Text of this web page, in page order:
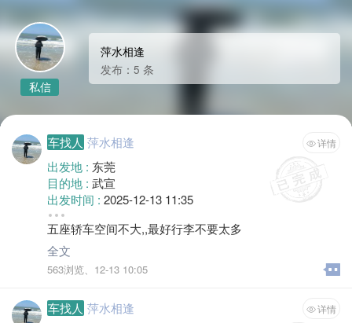
私信
萍水相逢
发布：5 条
车找人 萍水相逢 详情
出发地 : 东莞
目的地 : 武宣
出发时间 : 2025-12-13 11:35
空位 :
五座轿车空间不大,,最好行李不要太多
全文
563浏览、 12-13 10:05
车找人 萍水相逢 详情